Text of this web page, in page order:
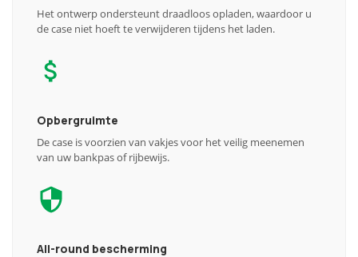
Het ontwerp ondersteunt draadloos opladen, waardoor u
de case niet hoeft te verwijderen tijdens het laden.
Opbergruimte
De case is voorzien van vakjes voor het veilig meenemen
van uw bankpas of rijbewijs.
All-round bescherming